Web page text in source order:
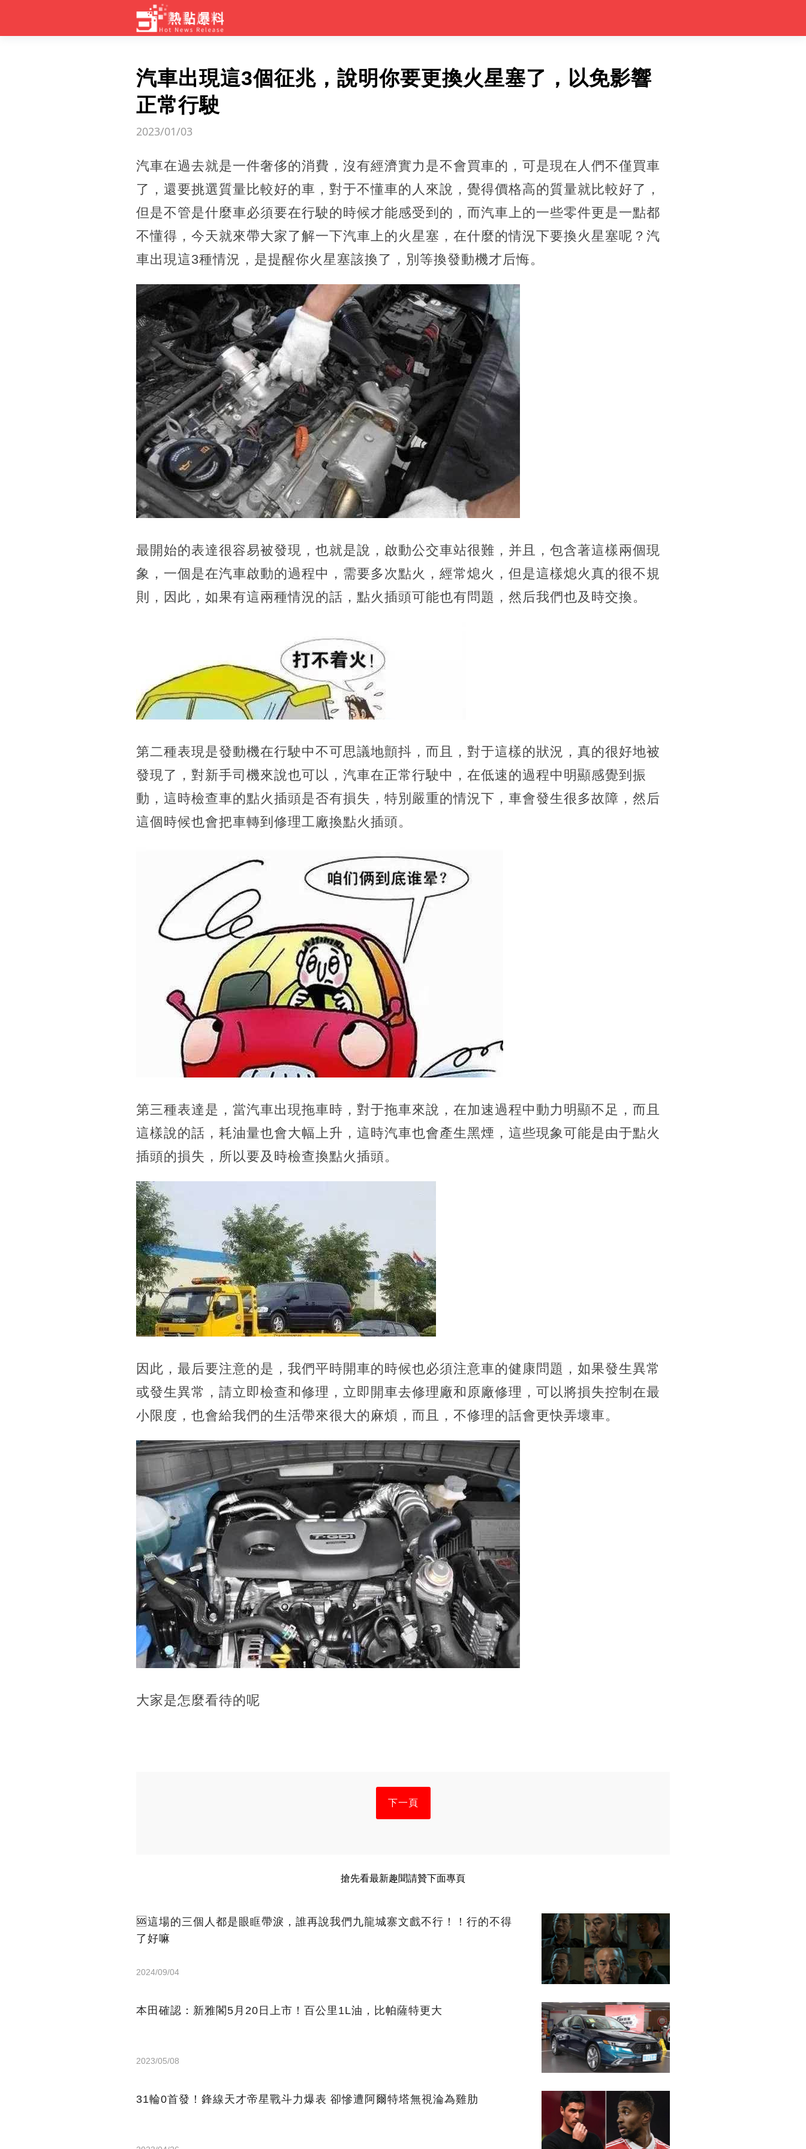
汽車出現這3個征兆，說明你要更換火星塞了，以免影響
正常行駛
2023/01/03
汽車在過去就是一件奢侈的消費，沒有經濟實力是不會買車的，可是現在人們不僅買車
了，還要挑選質量比較好的車，對于不懂車的人來說，覺得價格高的質量就比較好了，
但是不管是什麼車必須要在行駛的時候才能感受到的，而汽車上的一些零件更是一點都
不懂得，今天就來帶大家了解一下汽車上的火星塞，在什麼的情況下要換火星塞呢？汽
車出現這3種情況，是提醒你火星塞該換了，別等換發動機才后悔。
最開始的表達很容易被發現，也就是說，啟動公交車站很難，并且，包含著這樣兩個現
象，一個是在汽車啟動的過程中，需要多次點火，經常熄火，但是這樣熄火真的很不規
則，因此，如果有這兩種情況的話，點火插頭可能也有問題，然后我們也及時交換。
第二種表現是發動機在行駛中不可思議地顫抖，而且，對于這樣的狀況，真的很好地被
發現了，對新手司機來說也可以，汽車在正常行駛中，在低速的過程中明顯感覺到振
動，這時檢查車的點火插頭是否有損失，特別嚴重的情況下，車會發生很多故障，然后
這個時候也會把車轉到修理工廠換點火插頭。
第三種表達是，當汽車出現拖車時，對于拖車來說，在加速過程中動力明顯不足，而且
這樣說的話，耗油量也會大幅上升，這時汽車也會產生黑煙，這些現象可能是由于點火
插頭的損失，所以要及時檢查換點火插頭。
因此，最后要注意的是，我們平時開車的時候也必須注意車的健康問題，如果發生異常
或發生異常，請立即檢查和修理，立即開車去修理廠和原廠修理，可以將損失控制在最
小限度，也會給我們的生活帶來很大的麻煩，而且，不修理的話會更快弄壞車。
大家是怎麼看待的呢
下一頁
搶先看最新趣聞請贊下面專頁
🆘這場的三個人都是眼眶帶淚，誰再說我們九龍城寨文戲不行！！行的不得
了好嘛
2024/09/04
本田確認：新雅閣5月20日上市！百公里1L油，比帕薩特更大
2023/05/08
31輪0首發！鋒線天才帝星戰斗力爆表 卻慘遭阿爾特塔無視淪為雞肋